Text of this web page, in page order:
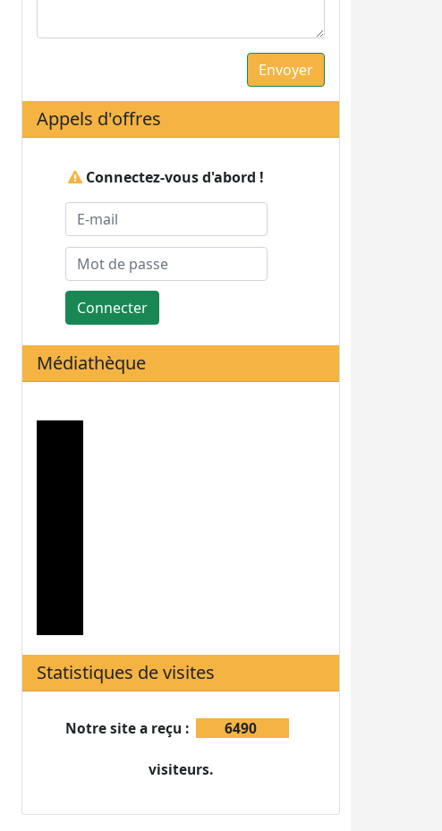
Appels d'offres
Connectez-vous d'abord !
Connecter
Médiathèque